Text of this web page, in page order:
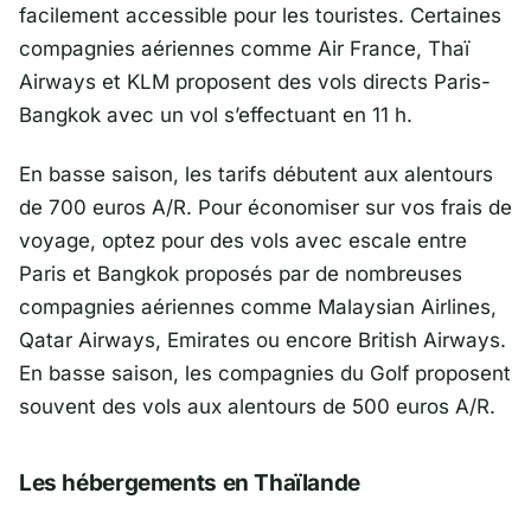
facilement accessible pour les touristes. Certaines
compagnies aériennes comme Air France, Thaï
Airways et KLM proposent des vols directs Paris-
Bangkok avec un vol s’effectuant en 11 h.
En basse saison, les tarifs débutent aux alentours
de 700 euros A/R. Pour économiser sur vos frais de
voyage, optez pour des vols avec escale entre
Paris et Bangkok proposés par de nombreuses
compagnies aériennes comme Malaysian Airlines,
Qatar Airways, Emirates ou encore British Airways.
En basse saison, les compagnies du Golf proposent
souvent des vols aux alentours de 500 euros A/R.
Les hébergements en Thaïlande